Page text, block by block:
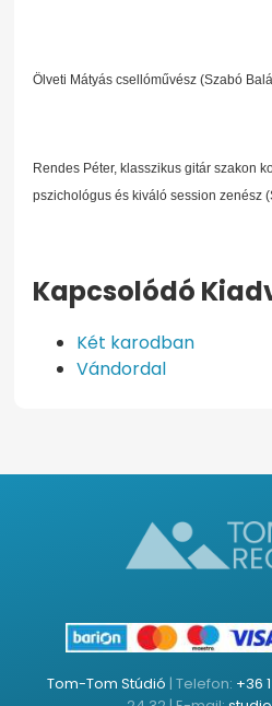
Ölveti Mátyás csellóművész (Szabó
Rendes Péter, klasszikus gitár szakon
pszichológus és kiváló session zenész
Kapcsolódó
Két karodban
Vándordal
Tom-Tom Stúdió | Telefon: +36